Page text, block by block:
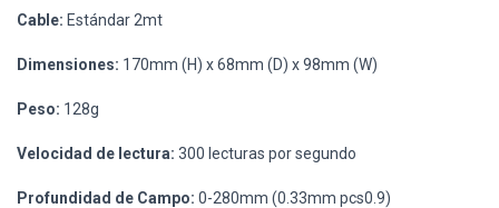
Cable: Estándar 2mt
Dimensiones: 170mm (H) x 68mm (D) x 98mm (W)
Peso: 128g
Velocidad de lectura: 300 lecturas por segundo
Profundidad de Campo: 0-280mm (0.33mm pcs0.9)